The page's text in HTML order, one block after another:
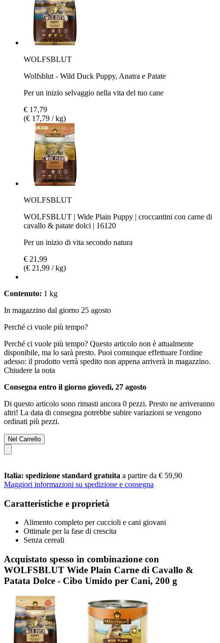
WOLFSBLUT
Wolfsblut - Wild Duck Puppy, Anatra e Patate
Per un inizio selvaggio nella vita del tuo cane
€ 17,79
(€ 17,79 / kg)
WOLFSBLUT
WOLFSBLUT | Wide Plain Puppy | croccantini con carne di
cavallo & patate dolci | 16120
Per un inizio di vita secondo natura
€ 21,99
(€ 21,99 / kg)
Contenuto: 1 kg
In magazzino dal giorno 25 agosto
Perché ci vuole più tempo?
Perché ci vuole più tempo? Questo articolo non è attualmente
disponibile, ma lo sarà presto. Puoi comunque effettuare l'ordine
adesso: il prodotto verrà spedito non appena arriverà in magazzino.
Chiudere la nota
Consegna entro il giorno giovedì, 27 agosto
Di questo articolo sono rimasti ancora 0 pezzi. Presto ne arriveranno
altri! La data di consegna potrebbe subire variazioni se vengono
ordinati più pezzi.
Nel Carrello
Italia: spedizione standard gratuita a partire da € 59,90
Maggiori informazioni su spedizione e consegna
Caratteristiche e proprietà
Alimento completo per cuccioli e cani giovani
Ottimale per la fase di crescita
Senza cereali
Acquistato spesso in combinazione con
WOLFSBLUT Wide Plain Carne di Cavallo &
Patata Dolce - Cibo Umido per Cani, 200 g